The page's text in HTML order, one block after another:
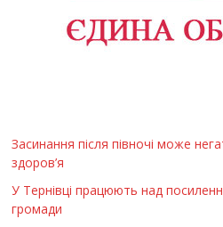
Засинання після півночі може
здоров’я
У Тернівці працюють над
громади